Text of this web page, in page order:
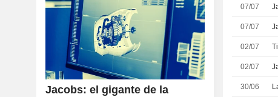
07/07
07/07
02/07
02/07
30/06
Jacobs: el gigante de la